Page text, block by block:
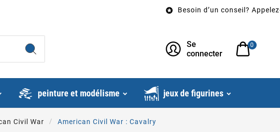
Besoin d’un conseil? Appelez-nous
Se
connecter
0
peinture et modélisme jeux de figurines
Civil War American Civil War : Cavalry